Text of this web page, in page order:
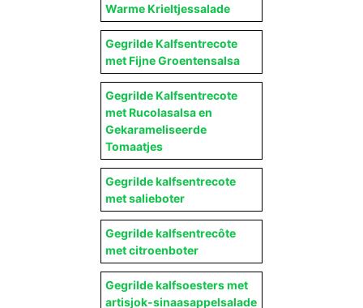
Gegrilde kalfsentrecôte
met citroenboter
Warme Krieltjessalade
Gegrilde Kalfsentrecote
met Fijne Groentensalsa
Gegrilde Kalfsentrecote
met Rucolasalsa en
Gekarameliseerde
Tomaatjes
Gegrilde kalfsentrecote
met salieboter
Gegrilde kalfsoesters met
artisjok-sinaasappelsalade